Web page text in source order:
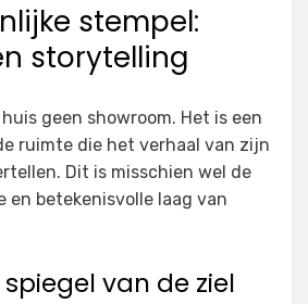
stempel:
storytelling
geen showroom. Het is een
ruimte die het verhaal van zijn
Dit is misschien wel de
en betekenisvolle laag van
spiegel van de ziel